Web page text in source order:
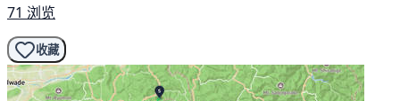
71 浏览
收藏